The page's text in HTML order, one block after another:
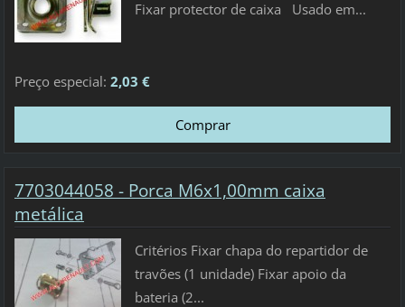
Fixar protector de caixa Usado em...
Preço especial: 2,03 €
7703044058 - Porca M6x1,00mm caixa
metálica
Critérios Fixar chapa do repartidor de
travões (1 unidade) Fixar apoio da
bateria (2...